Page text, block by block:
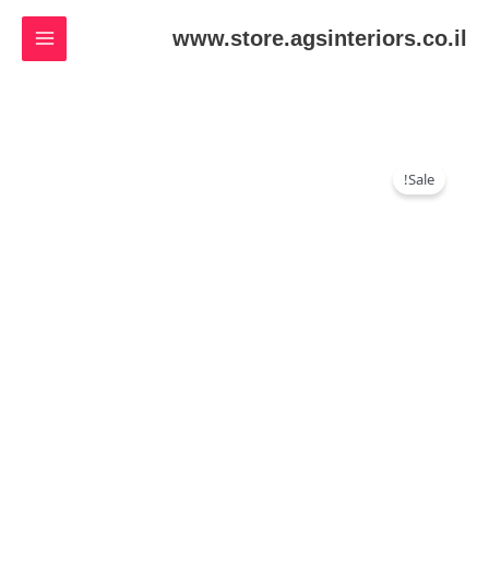
לתוכןwww.store.agsinteriors.co.il
Sale!המקורי